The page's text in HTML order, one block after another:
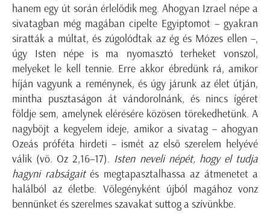
hanem egy út során érlelődik meg. Ahogyan Izrael népe a
sivatagban még magában cipelte Egyiptomot – gyakran
siratták a múltat, és zúgolódtak az ég és Mózes ellen –,
úgy Isten népe is ma nyomasztó terheket vonszol,
melyeket le kell tennie. Erre akkor ébredünk rá, amikor
híján vagyunk a reménynek, és úgy járunk az élet útján,
mintha pusztaságon át vándorolnánk, és nincs ígéret
földje sem, amelynek elérésére közösen törekedhetünk. A
nagyböjt a kegyelem ideje, amikor a sivatag – ahogyan
Ozeás próféta hirdeti – ismét az első szerelem helyévé
válik (vö. Oz 2,16–17). Isten neveli népét, hogy el tudja
hagyni rabságaités megtapasztalhassa az átmenetet a
halálból az életbe. Vőlegényként újból magához vonz
bennünket és szerelmes szavakat suttog a szívünkbe.